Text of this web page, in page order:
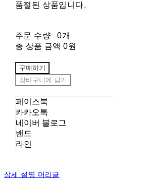
품절된 상품입니다.
주문 수량
0개
총 상품 금액 0원
구매하기
장바구니에 담기
페이스북
카카오톡
네이버 블로그
밴드
라인
상세 설명 머리글